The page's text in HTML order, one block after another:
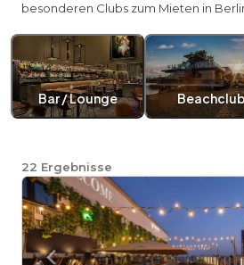
besonderen Clubs zum Mieten in
Bar / Lounge
22 Ergebnisse